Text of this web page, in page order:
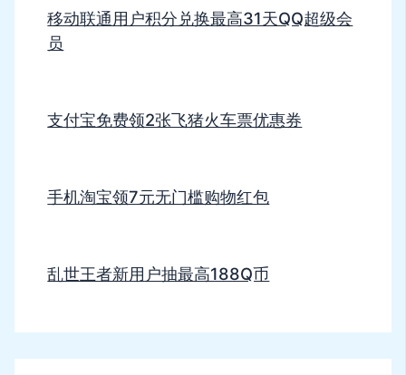
移动联通用户积分兑换最高31天QQ超级会
员
支付宝免费领2张飞猪火车票优惠券
手机淘宝领7元无门槛购物红包
乱世王者新用户抽最高188Q币